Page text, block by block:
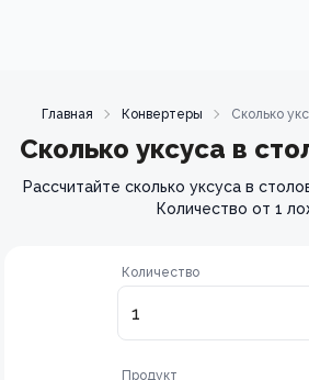
Главная Конвертеры Сколько
Сколько уксуса в
Рассчитайте сколько уксуса в
Количество от 1
Количество
Продукт